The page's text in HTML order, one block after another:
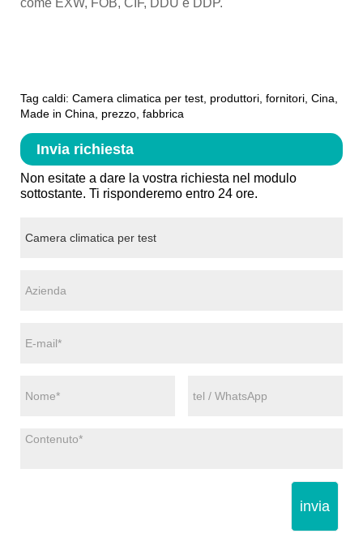
Tag caldi: Camera climatica per test, produttori, fornitori, Cina,
Made in China, prezzo, fabbrica
Invia richiesta
Non esitate a dare la vostra richiesta nel modulo
sottostante. Ti risponderemo entro 24 ore.
invia